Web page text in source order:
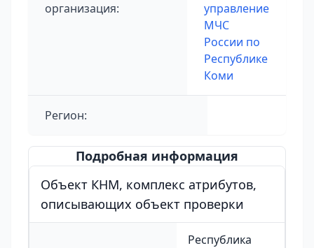
организация:
управление
МЧС
России по
Республике
Коми
Регион:
Подробная информация
Объект КНМ, комплекс атрибутов,
описывающих объект проверки
Республика